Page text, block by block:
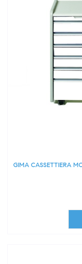
GIMA CASSETTIERA